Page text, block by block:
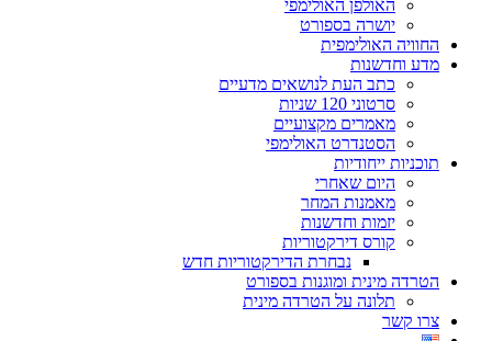
האולפן האולימפי
יושרה בספורט
החוויה האולימפית
מדע וחדשנות
כתב העת לנושאים מדעיים
סרטוני 120 שניות
מאמרים מקצועיים
הסטנדרט האולימפי
תוכניות ייחודיות
היום שאחרי
מאמנות המחר
יזמות וחדשנות
קורס דירקטוריות
נבחרת הדירקטוריות חדש
הטרדה מינית ומוגנות בספורט
תלונה על הטרדה מינית
צרו קשר